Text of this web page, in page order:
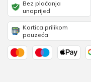
Bez plaćanja
unaprijed
Kartica prilikom
pouzeća